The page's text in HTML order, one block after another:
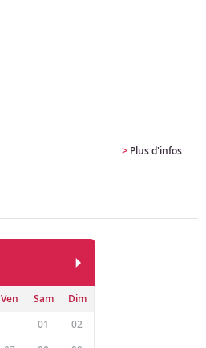
> Plus d'infos
Ven Sam
Dim
01
02